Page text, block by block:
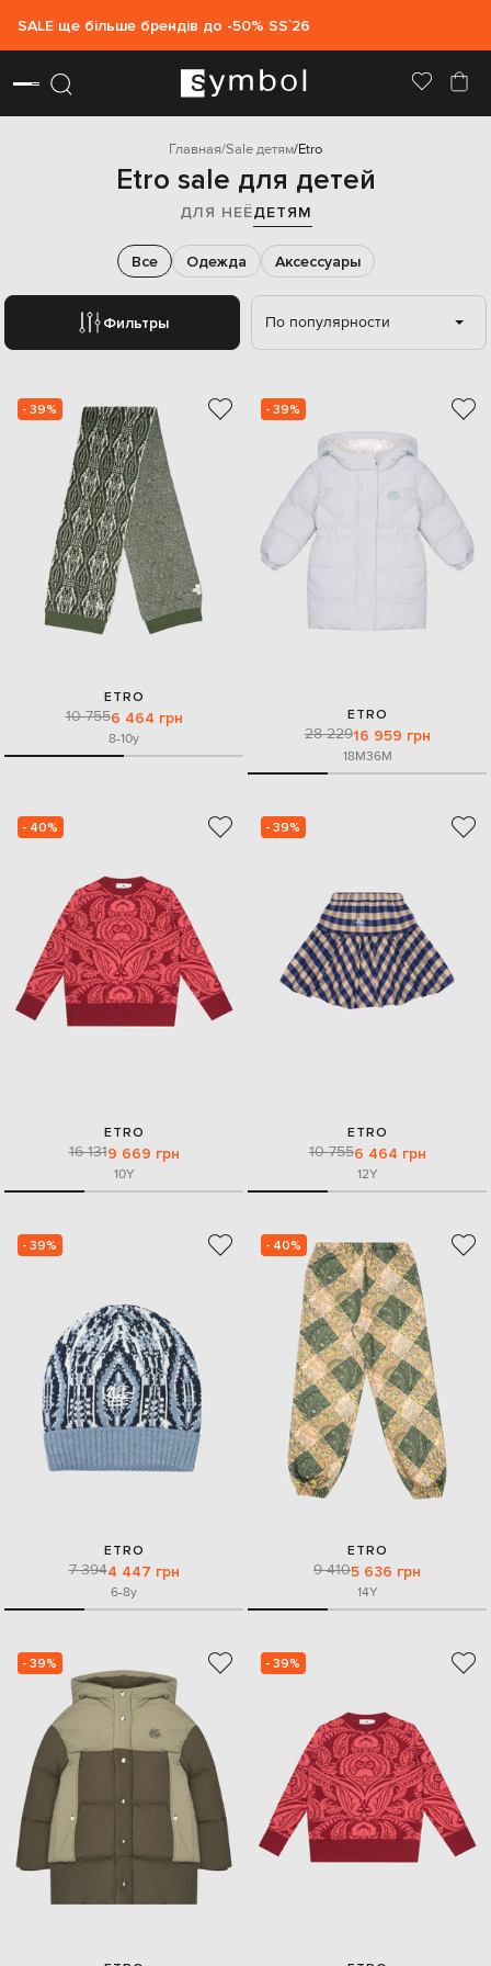
SALE ще більше брендів до -50% SS`26
Главная Sale детям Etro
Etro sale для детей
ДЛЯ НЕЁДЕТЯМ
Фильтры
Все Одежда Аксессуары
По популярности
- 39%
ETRO
10 7556 464 грн
8-10y
- 39%
ETRO
28 22916 959 грн
18M36M
- 40%
ETRO
16 1319 669 грн
10Y
- 39%
ETRO
10 7556 464 грн
12Y
- 39%
ETRO
7 3944 447 грн
6-8y
- 40%
ETRO
9 4105 636 грн
14Y
- 39% - 39%